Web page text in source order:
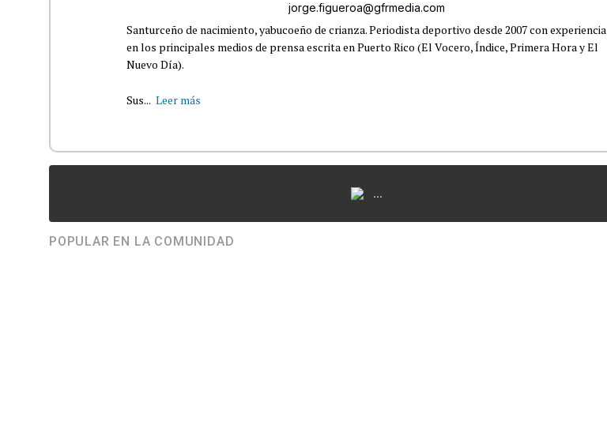
jorge.figueroa@gfrmedia.com
Santurceño de nacimiento, yabucoeño de crianza. Periodista deportivo desde 2007 con experiencia
en los principales medios de prensa escrita en Puerto Rico (El Vocero, Índice, Primera Hora y El
Nuevo Día).
Sus... Leer más
...
POPULAR EN LA COMUNIDAD